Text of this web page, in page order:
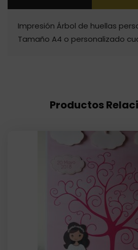
Impresión Árbol de huellas
Tamaño A4 o personalizado
Productos